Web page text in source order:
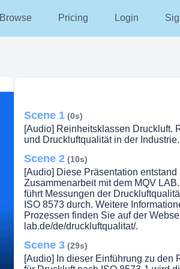
Browse Pricing Login
Scene 1 (0s)
[Audio] Reinheitsklassen Druckluft.
und Druckluftqualität in der Industrie.
Scene 2 (10s)
[Audio] Diese Präsentation entstand
Zusammenarbeit mit dem MQV
führt Messungen der
ISO 8573 durch. Weitere
Prozessen finden Sie auf der
lab.de/de/druckluftqualitat/.
Scene 3 (29s)
[Audio] In dieser Einführung zu den